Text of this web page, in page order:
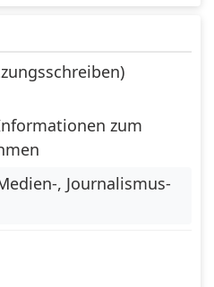
Portugal
Rwanda
Saint Barthelemy
zum
, Journalismus-